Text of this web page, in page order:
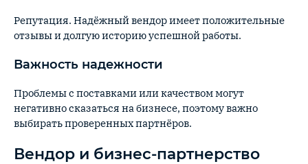
Репутация. Надёжный вендор имеет положительные
отзывы и долгую историю успешной работы.
Важность надежности
Проблемы с поставками или качеством могут
негативно сказаться на бизнесе, поэтому важно
выбирать проверенных партнёров.
Вендор и бизнес-партнерство